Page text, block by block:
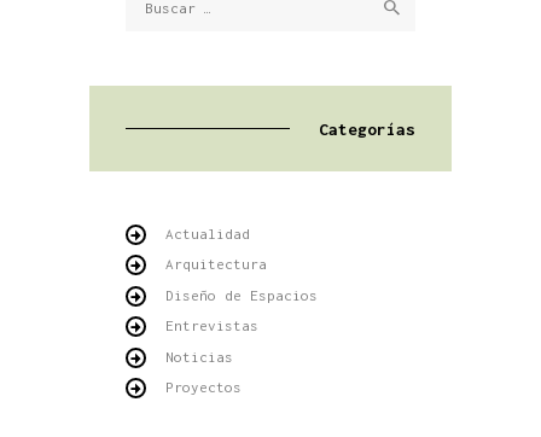
Categorías
Actualidad
Arquitectura
Diseño de Espacios
Entrevistas
Noticias
Proyectos